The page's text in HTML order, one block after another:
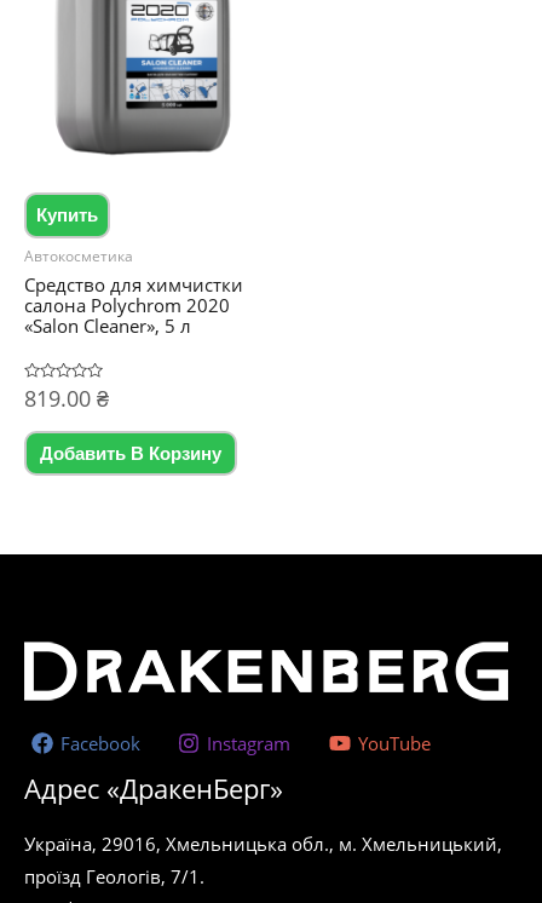
Купить
Автокосметика
Средство для химчистки
салона Polychrom 2020
«Salon Cleaner», 5 л
Оценка
0
5
819.00 ₴
Добавить В Корзину
Facebook Instagram YouTube
Адрес «ДракенБерг»
Україна, 29016, Хмельницька обл., м. Хмельницький,
проїзд Геологів, 7/1.